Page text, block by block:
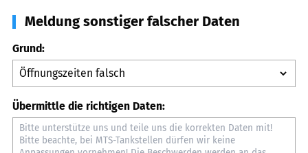
Meldung sonstiger falscher Daten
Grund:
Übermittle die richtigen Daten: